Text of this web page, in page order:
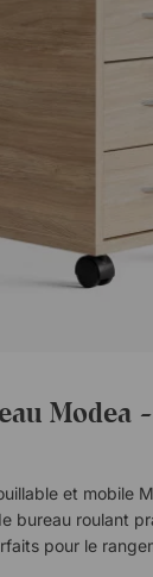
Modea
et mobile
bureau roulant
pour le